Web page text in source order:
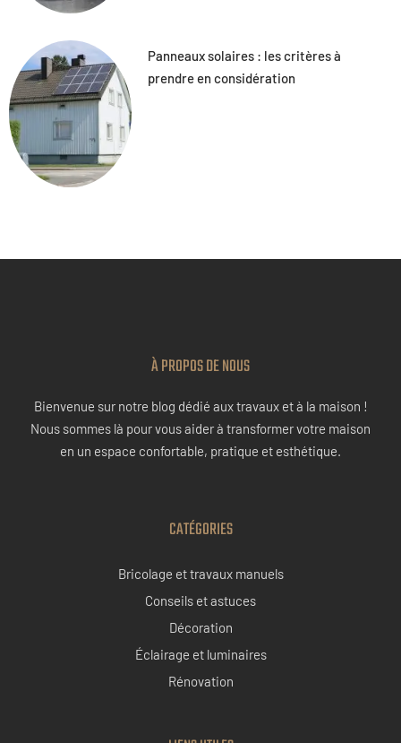
Panneaux solaires : les critères à
prendre en considération
À PROPOS DE NOUS
Bienvenue sur notre blog dédié aux travaux et à la maison !
Nous sommes là pour vous aider à transformer votre maison
en un espace confortable, pratique et esthétique.
CATÉGORIES
Bricolage et travaux manuels
Conseils et astuces
Décoration
Éclairage et luminaires
Rénovation